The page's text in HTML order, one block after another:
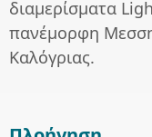
διαμερίσματα
πανέμορφη
Καλόγριας.